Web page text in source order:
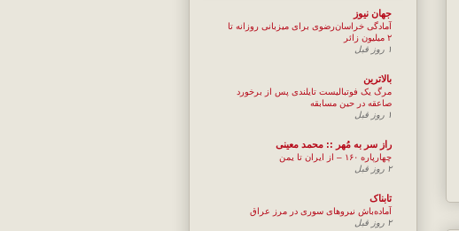
جهان نيوز
آمادگی خراسان‌رضوی برای میزبانی روزانه تا
۲ میلیون زائر
۱ روز قبل
بالاترین
مرگ یک فوتبالیست تایلندی پس از برخورد
صاعقه در حین مسابقه
۱ روز قبل
راز سر به مُهر :: محمد معینی
چهارپاره ۱۶۰ – از ایران تا یمن
۲ روز قبل
تابناک
آماده‌باش نیروهای سوری در مرز عراق
۲ روز قبل